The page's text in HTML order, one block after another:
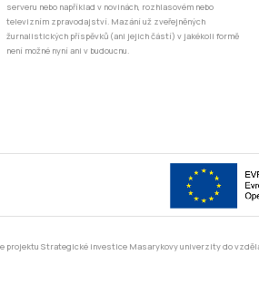
serveru nebo například v novinách, rozhlasovém nebo
televizním zpravodajství. Mazání už zveřejněných
žurnalistických příspěvků (ani jejich částí) v jakékoli formě
není možné nyní ani v budoucnu.
projektu Strategické investice Masarykovy univerzity do